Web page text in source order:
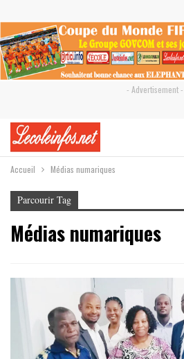
- Advertisement -
Accueil Médias numariques
Parcourir Tag
Médias numariques